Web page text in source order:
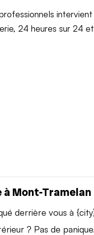
intervient
24 heures sur 24
Mont-Tramelan
derrière vous à
? Pas de